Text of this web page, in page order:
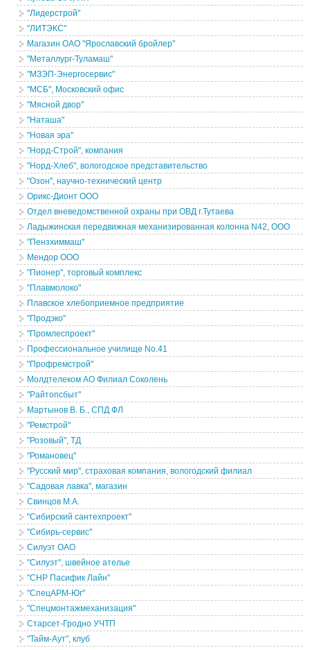
"Лидерстрой"
"ЛИТЭКС"
Магазин ОАО "Ярославский бройлер"
"Металлург-Туламаш"
"МЗЭП-Энергосервис"
"МСБ", Московский офис
"Мясной двор"
"Наташа"
"Новая эра"
"Норд-Строй", компания
"Норд-Хлеб", вологодское представительство
"Озон", научно-технический центр
Орикс-Дионт ООО
Отдел вневедомственной охраны при ОВД г.Тутаева
Ладыжинская передвижная механизированная колонна N42, ООО
"Пензхиммаш"
Мендор ООО
"Пионер", торговый комплекс
"Плавмолоко"
Плавское хлебоприемное предприятие
"Продэко"
"Промлеспроект"
Профессиональное училище No.41
"Профремстрой"
Молдтелеком АО Филиал Соколень
"Райтопсбыт"
Мартынов В. Б., СПД ФЛ
"Ремстрой"
"Розовый", ТД
"Романовец"
"Русский мир", страховая компания, вологодский филиал
"Садовая лавка", магазин
Свинцов М.А.
"Сибирский сантехпроект"
"Сибирь-сервис"
Силуэт ОАО
"Силуэт", швейное ателье
"СНР Пасифик Лайн"
"СпецАРМ-Юг"
"Спецмонтажмеханизация"
Старсет-Гродно УЧТП
"Тайм-Аут", клуб